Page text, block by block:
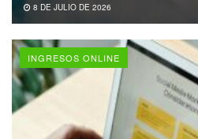
8 DE JULIO DE 2026
INGRESOS ONLINE